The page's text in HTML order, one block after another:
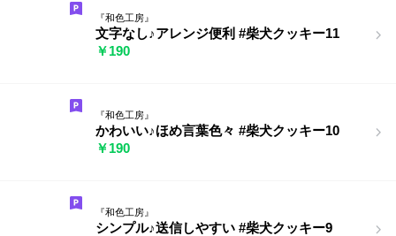
『和色工房』
文字なし♪アレンジ便利 #柴犬クッキー11
￥190
『和色工房』
かわいい♪ほめ言葉色々 #柴犬クッキー10
￥190
『和色工房』
シンプル♪送信しやすい #柴犬クッキー9